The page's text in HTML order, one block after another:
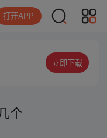
打开APP
立即下载
个